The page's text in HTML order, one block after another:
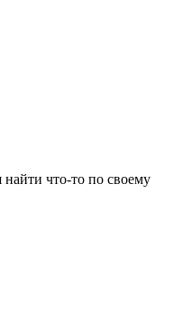
что-то по своему